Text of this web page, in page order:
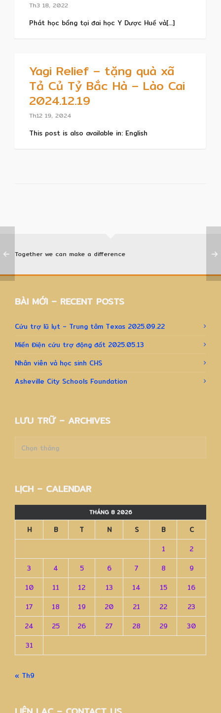
Th3 18, 2022
Phát học bổng tại đai học Y Dược Huế và[...]
Yagi Relief – tặng quà xã
Tả Củ Tỷ Bắc Hà – Lào Cai
2024.12.19
Th12 19, 2024
This post is also available in: English
Together we can make a difference
BÀI MỚI – RECENT POSTS
Cứu trợ lũ lụt – Trung tâm Texas 2025.09.22
Miến Điện cứu trợ động đất 2025.05.13
Nhân viên và học sinh CHS
Asheville City Schools Foundation
LƯU TRỮ – ARCHIVES
trữ
LỊCH – CALENDAR
THÁNG 8 2026
H B T N S B
C
1
2
3
4 5 6 7 8
9
10
11 12 13 14 15
16
17
18 19 20 21 22
23
24
25 26 27 28 29
30
31
« Th9